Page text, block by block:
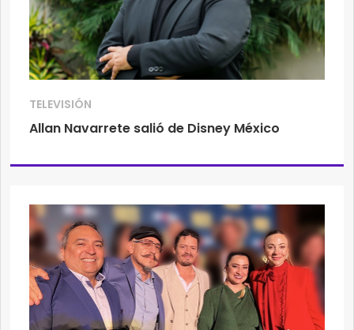
TELEVISIÓN
Allan Navarrete salió de Disney México